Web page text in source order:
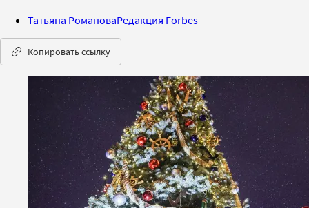
Татьяна РомановаРедакция Forbes
Копировать ссылку